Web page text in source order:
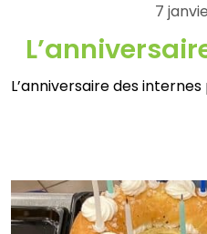
7
L’anniversaire des